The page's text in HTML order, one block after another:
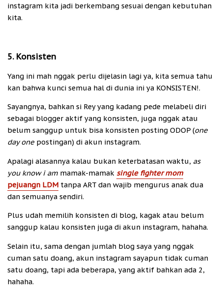
instagram kita jadi berkembang sesuai dengan kebutuhan
kita.
5. Konsisten
Yang ini mah nggak perlu dijelasin lagi ya, kita semua tahu
kan bahwa kunci semua hal di dunia ini ya KONSISTEN!.
Sayangnya, bahkan si Rey yang kadang pede melabeli diri
sebagai blogger aktif yang konsisten, juga nggak atau
belum sanggup untuk bisa konsisten posting ODOP (one
day one postingan) di akun instagram.
Apalagi alasannya kalau bukan keterbatasan waktu, as
you know i am mamak-mamak single fighter mom
pejuangn LDM tanpa ART dan wajib mengurus anak dua
dan semuanya sendiri.
Plus udah memilih konsisten di blog, kagak atau belum
sanggup kalau konsisten juga di akun instagram, hahaha.
Selain itu, sama dengan jumlah blog saya yang nggak
cuman satu doang, akun instagram sayapun tidak cuman
satu doang, tapi ada beberapa, yang aktif bahkan ada 2,
hahaha.